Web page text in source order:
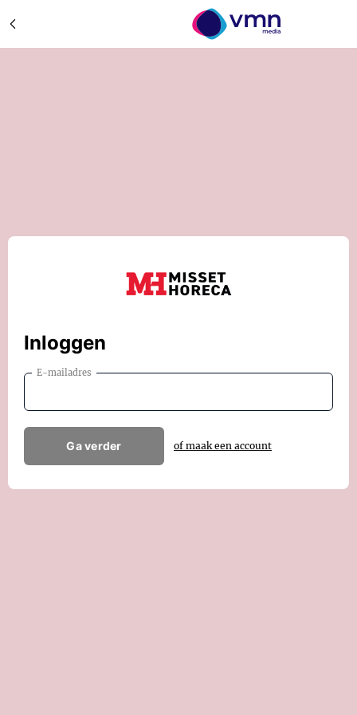
Inloggen
E-mailadres
Ga verder of maak een account